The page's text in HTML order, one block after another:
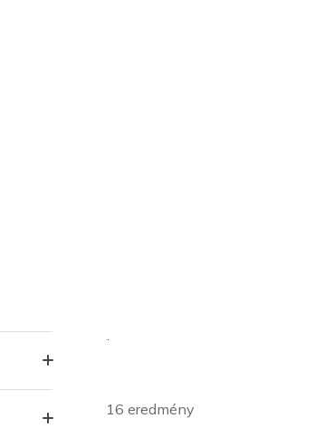
.
16 eredmény